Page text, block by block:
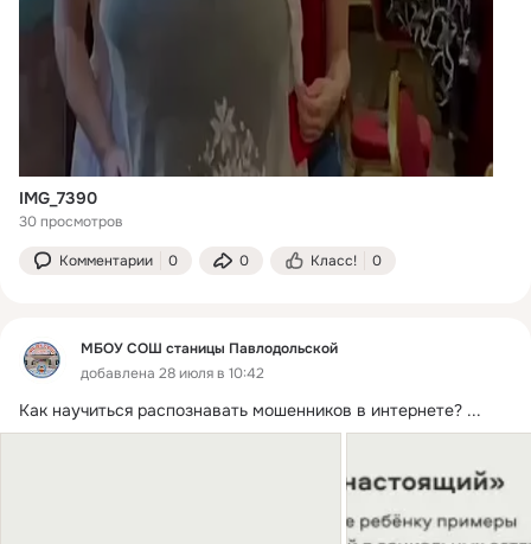
IMG_7390
30 просмотров
Комментарии 0 0 Класс! 0
МБОУ СОШ станицы Павлодольской
добавлена 28 июля в 10:42
Как научиться распознавать мошенников в интернете? ...